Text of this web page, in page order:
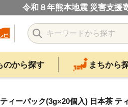
令和８年熊本地震 災害支援
のから探す まちから
ィーパック(3g×20個入) 日本茶